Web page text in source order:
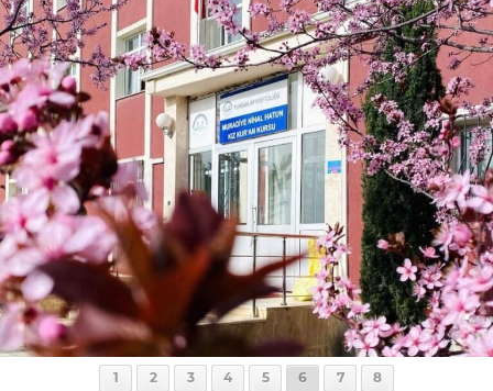
1 2 3 4 5 6 7 8